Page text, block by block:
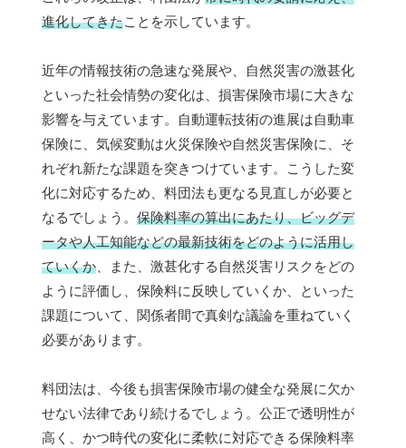
進化してきたことを示しています。
近年の情報技術の急速な発展や、自然災害の激甚化
といった社会情勢の変化は、損害保険市場に大きな
影響を与えています。自動運転技術の進展は自動車
保険に、気候変動は火災保険や自然災害保険に、そ
れぞれ新たな課題を突きつけています。こうした変
化に対応するため、料団法も更なる見直しが必要と
なるでしょう。 保険料率の算出にあたり、ビッグデ
ータや人工知能などの最新技術をどのように活用し
ていくか 、また、激甚化する自然災害リスクをどの
ように評価し、保険料に反映していくか、といった
課題について、関係者間で真剣な議論を重ねていく
必要があります。
料団法は、今後も損害保険市場の健全な発展に欠か
せない法律であり続けるでしょう。公正で透明性が
高く、かつ時代の変化に柔軟に対応できる保険料率